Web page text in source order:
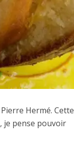
Hermé. Cette
je pense pouvoir